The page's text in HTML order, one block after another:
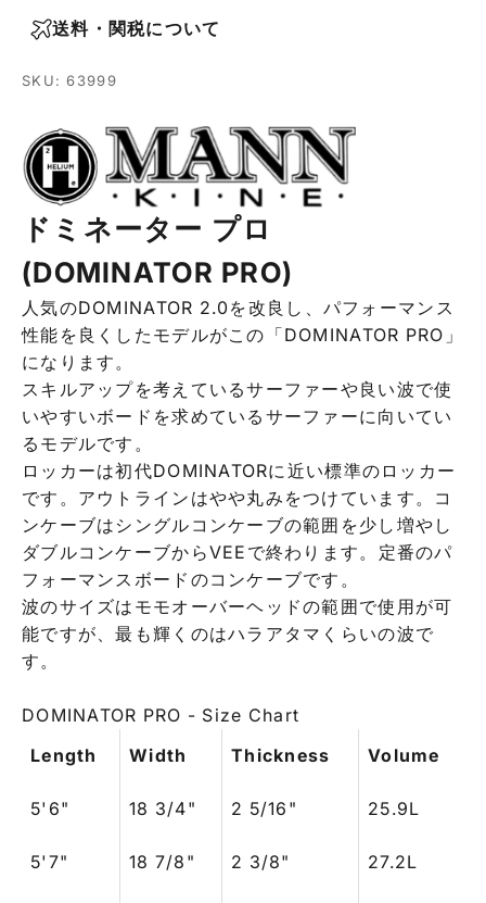
送料・関税について
SKU: 63999
ドミネーター プロ
(DOMINATOR PRO)
人気のDOMINATOR 2.0を改良し、パフォーマンス
性能を良くしたモデルがこの「DOMINATOR PRO」
になります。
スキルアップを考えているサーファーや良い波で使
いやすいボードを求めているサーファーに向いてい
るモデルです。
ロッカーは初代DOMINATORに近い標準のロッカー
です。アウトラインはやや丸みをつけています。コ
ンケーブはシングルコンケーブの範囲を少し増やし
ダブルコンケーブからVEEで終わります。定番のパ
フォーマンスボードのコンケーブです。
波のサイズはモモオーバーヘッドの範囲で使用が可
能ですが、最も輝くのはハラアタマくらいの波で
す。
DOMINATOR PRO - Size Chart
Length
Width Thickness Volume
5'6" 18 3/4" 2 5/16" 25.9L
5'7" 18 7/8" 2 3/8" 27.2L